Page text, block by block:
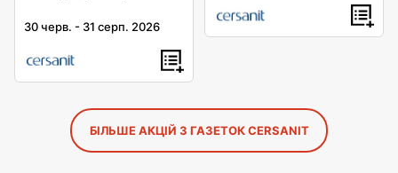
30 черв. - 31 серп. 2026
БІЛЬШЕ АКЦІЙ З ГАЗЕТОК CERSANIT